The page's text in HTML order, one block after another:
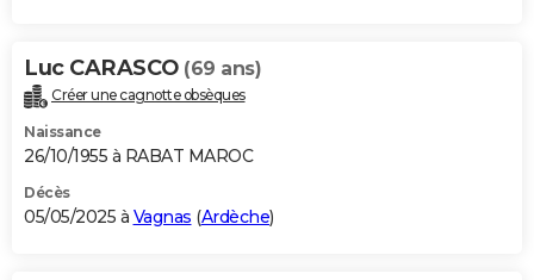
Luc CARASCO (69 ans)
Créer une cagnotte obsèques
Naissance
26/10/1955 à RABAT MAROC
Décès
05/05/2025 à Vagnas (Ardèche)